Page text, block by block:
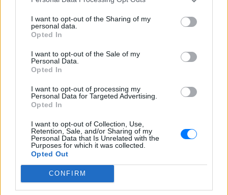
I want to opt-out of the Sharing of my
personal data.
Opted In
I want to opt-out of the Sale of my
Personal Data.
Opted In
I want to opt-out of processing my
Personal Data for Targeted Advertising.
Opted In
I want to opt-out of Collection, Use,
Retention, Sale, and/or Sharing of my
Personal Data that Is Unrelated with the
Purposes for which it was collected.
Opted Out
CONFIRM
ερευνητής που κατέγραφε τη
συμβίωση του μικρού σκυλιού
με αγέλη λύκων εξηγεί γιατί
«Κρατάμε την επιστημονική απόσταση,
αγέλη με λύκους, είναι επικίνδυνο» λέει
στο protothema.gr ο διδάκτορας
Για πάντα στη Ρεάλ Μαδρίτης ο
Βινίσιους: Υπογράφει νέο
Βραζιλιάνος
Σύμφωνα με τον Φαμπρίτσιο Ρομάνο ο